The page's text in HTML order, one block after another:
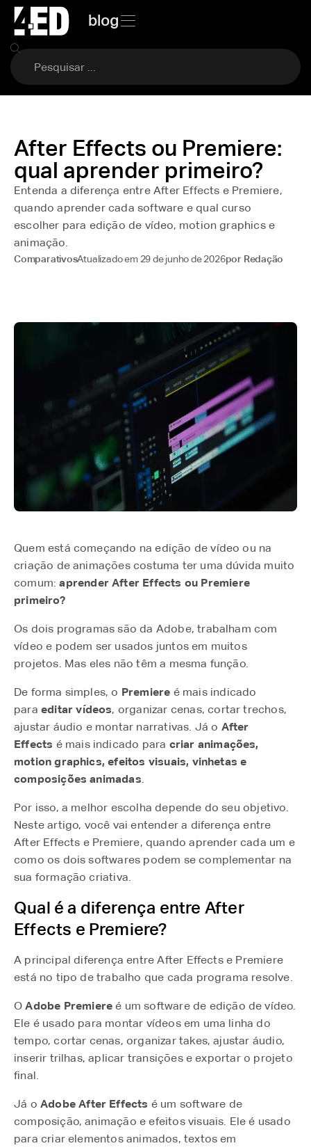
blog
After Effects ou Premiere:
qual aprender primeiro?
Entenda a diferença entre After Effects e Premiere,
quando aprender cada software e qual curso
escolher para edição de vídeo, motion graphics e
animação.
ComparativosAtualizado em 29 de junho de 2026por Redação
Quem está começando na edição de vídeo ou na
criação de animações costuma ter uma dúvida muito
comum:aprender After Effects ou Premiere
primeiro?
Os dois programas são da Adobe, trabalham com
vídeo e podem ser usados juntos em muitos
projetos. Mas eles não têm a mesma função.
De forma simples, o Premiere é mais indicado
para editar vídeos, organizar cenas, cortar trechos,
ajustar áudio e montar narrativas. Já o After
Effects é mais indicado para criar animações,
motion graphics, efeitos visuais, vinhetas e
composições animadas.
Por isso, a melhor escolha depende do seu objetivo.
Neste artigo, você vai entender a diferença entre
After Effects e Premiere, quando aprender cada um e
como os dois softwares podem se complementar na
sua formação criativa.
Qual é a diferença entre After
Effects e Premiere?
A principal diferença entre After Effects e Premiere
está no tipo de trabalho que cada programa resolve.
OAdobe Premiere é um software de edição de vídeo.
Ele é usado para montar vídeos em uma linha do
tempo, cortar cenas, organizar takes, ajustar áudio,
inserir trilhas, aplicar transições e exportar o projeto
final.
Já o Adobe After Effects é um software de
composição, animação e efeitos visuais. Ele é usado
para criar elementos animados, textos em